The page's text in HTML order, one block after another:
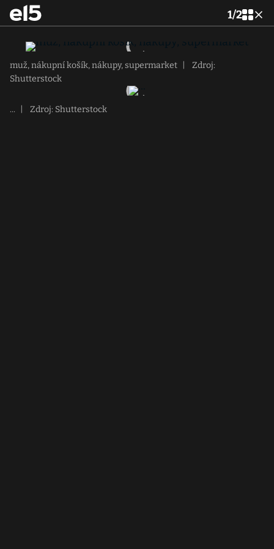
1/2
muž, nákupní košík, nákupy, supermarket
Zdroj:
Shutterstock
... Zdroj: Shutterstock